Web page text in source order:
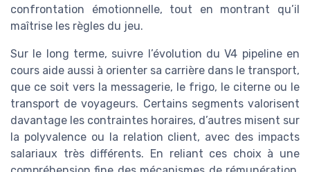
confrontation émotionnelle, tout en montrant qu’il
maîtrise les règles du jeu.
Sur le long terme, suivre l’évolution du V4 pipeline en
cours aide aussi à orienter sa carrière dans le transport,
que ce soit vers la messagerie, le frigo, le citerne ou le
transport de voyageurs. Certains segments valorisent
davantage les contraintes horaires, d’autres misent sur
la polyvalence ou la relation client, avec des impacts
salariaux très différents. En reliant ces choix à une